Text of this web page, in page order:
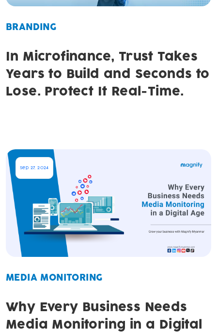
BRANDING
In Microfinance, Trust Takes
Years to Build and Seconds to
Lose. Protect It Real-Time.
Sep 27, 2024
MEDIA MONITORING
Why Every Business Needs
Media Monitoring in a Digital